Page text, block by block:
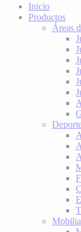
Inicio
Productos
Áreas